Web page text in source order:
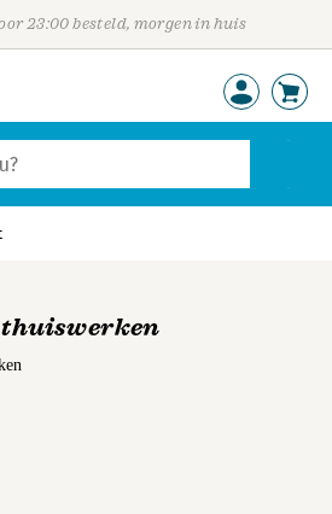
23:00 besteld, morgen in huis